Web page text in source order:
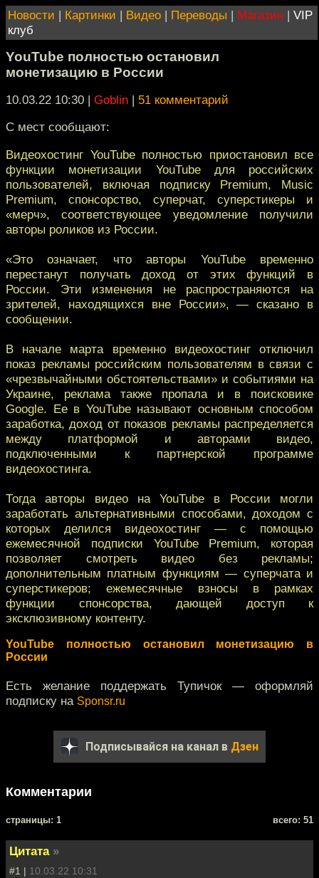
Новости | Картинки | Видео | Переводы | Магазин | VIP
клуб
YouTube полностью остановил
монетизацию в России
10.03.22 10:30 | Goblin | 51 комментарий
С мест сообщают:
Видеохостинг YouTube полностью приостановил все
функции монетизации YouTube для российских
пользователей, включая подписку Premium, Music
Premium, спонсорство, суперчат, суперстикеры и
«мерч», соответствующее уведомление получили
авторы роликов из России.
«Это означает, что авторы YouTube временно
перестанут получать доход от этих функций в
России. Эти изменения не распространяются на
зрителей, находящихся вне России», — сказано в
сообщении.
В начале марта временно видеохостинг отключил
показ рекламы российским пользователям в связи с
«чрезвычайными обстоятельствами» и событиями на
Украине, реклама также пропала и в поисковике
Google. Ее в YouTube называют основным способом
заработка, доход от показов рекламы распределяется
между платформой и авторами видео,
подключенными к партнерской программе
видеохостинга.
Тогда авторы видео на YouTube в России могли
заработать альтернативными способами, доходом с
которых делился видеохостинг — с помощью
ежемесячной подписки YouTube Premium, которая
позволяет смотреть видео без рекламы;
дополнительным платным функциям — суперчата и
суперстикеров; ежемесячные взносы в рамках
функции спонсорства, дающей доступ к
эксклюзивному контенту.
YouTube полностью остановил монетизацию в
России
Есть желание поддержать Тупичок — оформляй
подписку на Sponsr.ru
Подписывайся на канал в Дзен
Комментарии
cтраницы: 1 всего: 51
Цитата »
#1 | 10.03.22 10:31